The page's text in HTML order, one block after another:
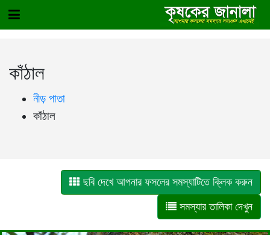
কাঁঠাল
নীড় পাতা
কাঁঠাল
ছবি দেখে আপনার ফসলের সমস্যাটিতে ক্লিক করুন
সমস্যার তালিকা দেখুন